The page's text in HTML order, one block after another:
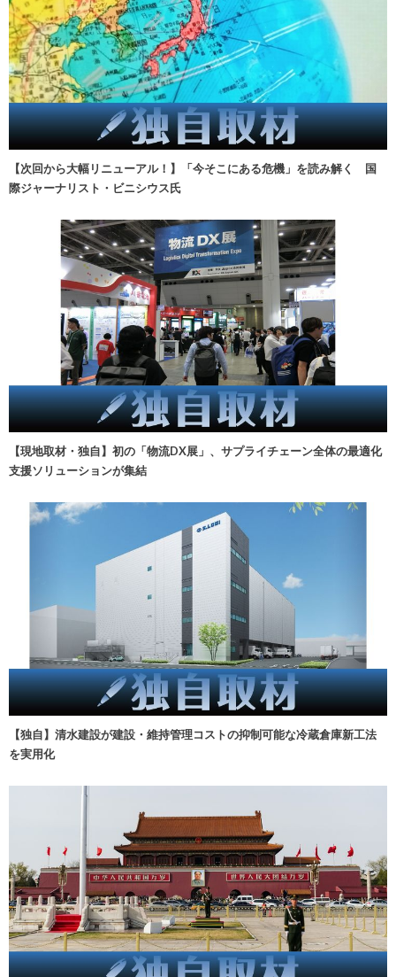
【次回から大幅リニューアル！】「今そこにある危機」を読み解く 国
際ジャーナリスト・ビニシウス氏
【現地取材・独自】初の「物流DX展」、サプライチェーン全体の最適化
支援ソリューションが集結
【独自】清水建設が建設・維持管理コストの抑制可能な冷蔵倉庫新工法
を実用化